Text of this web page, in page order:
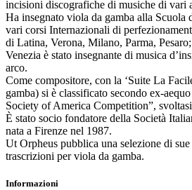
incisioni discografiche di musiche di vari
Ha insegnato viola da gamba alla Scuola
vari corsi Internazionali di
di Latina, Verona, Milano, Parma,
Venezia è stato insegnante di musica
arco.
Come compositore, con la ‘Suite La
gamba) si è classificato secondo ex-
Society of America Competition”,
È stato socio fondatore della Società
nata a Firenze nel 1987.
Ut Orpheus pubblica una selezione di
trascrizioni per viola da gamba.
Informazioni